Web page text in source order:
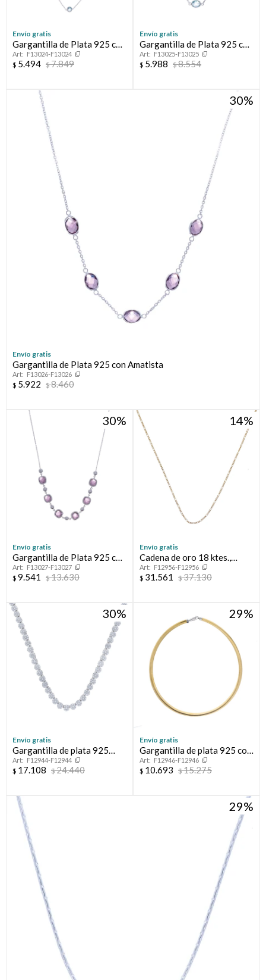
Envío gratis
Gargantilla de Plata 925 con
Topacio celeste
F13024-F13024
$ 5.494 $7.849
Envío gratis
Gargantilla de Plata 925 con
piedrasF13025-F13025
$ 5.988 $8.554
30
Envío gratis
Gargantilla de Plata 925 con Amatista
F13026-F13026
$ 5.922 $8.460
30
Envío gratis
Gargantilla de Plata 925 con
Amatista
F13027-F13027
$ 9.541 $13.630
14
Envío gratis
Cadena de oro 18 ktes.,
FIGARO
F12956-F12956
$ 31.561 $37.130
30
Envío gratis
Gargantilla de plata 925
rodinada con circonias.
F12944-F12944
$ 17.108 $24.440
29
Envío gratis
Gargantilla de plata 925 con
baño de oro amarillo.
F12946-F12946
$ 10.693 $15.275
29